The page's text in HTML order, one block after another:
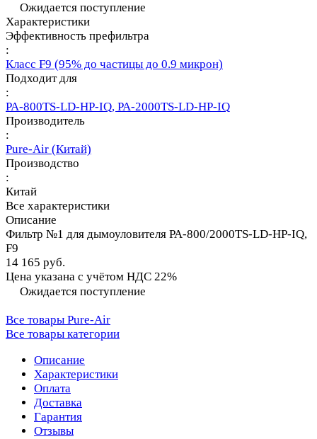
Ожидается поступление
Характеристики
Эффективность префильтра
:
Класс F9 (95% до частицы до 0.9 микрон)
Подходит для
:
PA-800TS-LD-HP-IQ, PA-2000TS-LD-HP-IQ
Производитель
:
Pure-Air (Китай)
Производство
:
Китай
Все характеристики
Описание
Фильтр №1 для дымоуловителя PA-800/2000TS-LD-HP-IQ,
F9
14 165 руб.
Цена указана с учётом НДС 22%
Ожидается поступление
Все товары Pure-Air
Все товары категории
Описание
Характеристики
Оплата
Доставка
Гарантия
Отзывы